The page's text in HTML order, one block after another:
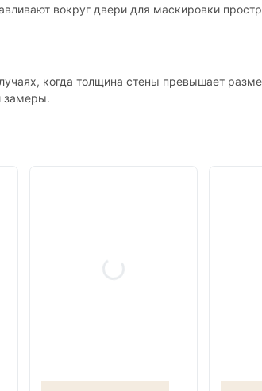
вокруг двери для маскировки
когда толщина стены превышает
замеры.